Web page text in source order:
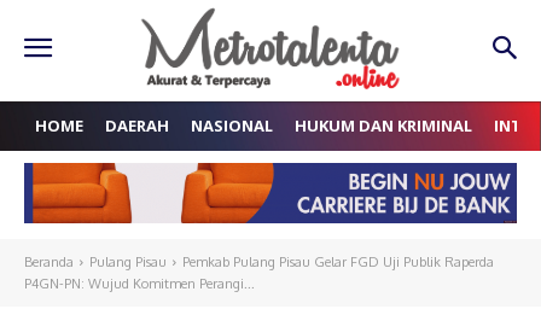
HOME DAERAH NASIONAL HUKUM DAN KRIMINAL
Beranda Pulang Pisau
Pemkab Pulang Pisau Gelar FGD Uji Publik Raperda
P4GN-PN: Wujud Komitmen Perangi...